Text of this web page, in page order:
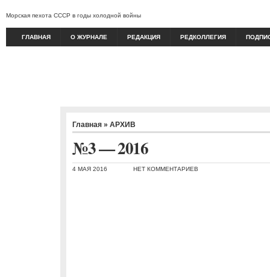
Морская пехота СССР в годы холодной войны
ГЛАВНАЯ О ЖУРНАЛЕ РЕДАКЦИЯ РЕДКОЛЛЕГИЯ
Главная » АРХИВ
№3 — 2016
4 МАЯ 2016 НЕТ КОММЕНТАРИЕВ